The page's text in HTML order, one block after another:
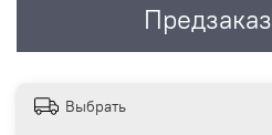
Предзаказ
Выбрать